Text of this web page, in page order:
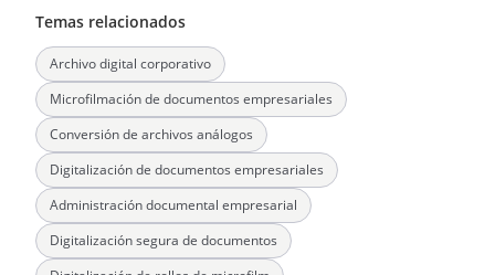
Temas relacionados
Archivo digital corporativo
Microfilmación de documentos empresariales
Conversión de archivos análogos
Digitalización de documentos empresariales
Administración documental empresarial
Digitalización segura de documentos